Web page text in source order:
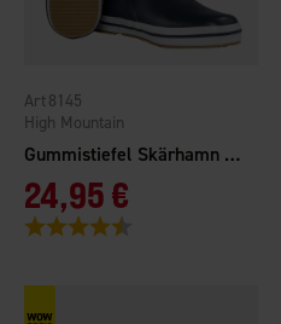
Gummistiefel Skärhamn Marineblau
High Mountain
8145
24,95 €
Bewertung: